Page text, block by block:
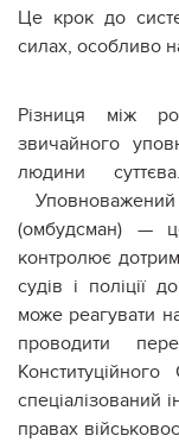
Це крок до
силах, особливо
Різниця між
звичайного
людини
(омбудсман) —
контролює
судів і поліції
може реагувати
проводити
спеціалізований
правах